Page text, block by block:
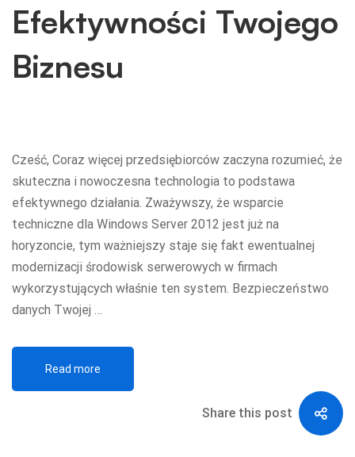
Efektywności Twojego
Biznesu
Cześć, Coraz więcej przedsiębiorców zaczyna rozumieć, że
skuteczna i nowoczesna technologia to podstawa
efektywnego działania. Zważywszy, że wsparcie
techniczne dla Windows Server 2012 jest już na
horyzoncie, tym ważniejszy staje się fakt ewentualnej
modernizacji środowisk serwerowych w firmach
wykorzystujących właśnie ten system. Bezpieczeństwo
danych Twojej …
Read more
Share this post